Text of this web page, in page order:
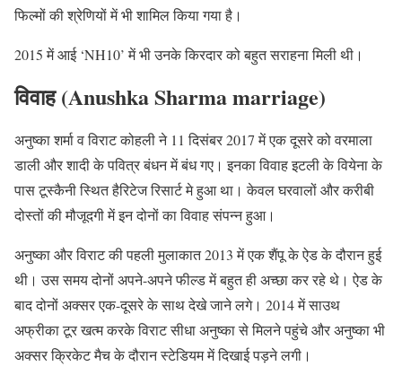
फिल्मों की श्रेणियों में भी शामिल किया गया है।
2015 में आई ‘NH10’ में भी उनके किरदार को बहुत सराहना मिली थी।
विवाह (Anushka Sharma marriage)
अनुष्का शर्मा व विराट कोहली ने 11 दिसंबर 2017 में एक दूसरे को वरमाला
डाली और शादी के पवित्र बंधन में बंध गए। इनका विवाह इटली के वियेना के
पास टूस्कैनी स्थित हैरिटेज रिसार्ट मे हुआ था। केवल घरवालों और करीबी
दोस्तों की मौजूदगी में इन दोनों का विवाह संपन्न हुआ।
अनुष्का और विराट की पहली मुलाकात 2013 में एक शैंपू के ऐड के दौरान हुई
थी। उस समय दोनों अपने-अपने फील्ड में बहुत ही अच्छा कर रहे थे। ऐड के
बाद दोनों अक्सर एक-दूसरे के साथ देखे जाने लगे। 2014 में साउथ
अफ्रीका टूर खत्म करके विराट सीधा अनुष्का से मिलने पहुंचे और अनुष्का भी
अक्सर क्रिकेट मैच के दौरान स्टेडियम में दिखाई पड़ने लगी।